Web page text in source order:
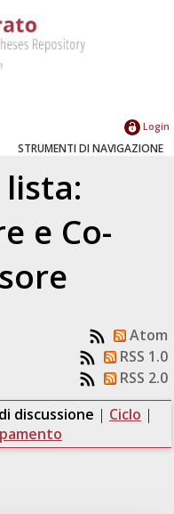
Login
STRUMENTI DI NAVIGAZIONE
e Co-
Atom
RSS 1.0
RSS 2.0
discussione | Ciclo |